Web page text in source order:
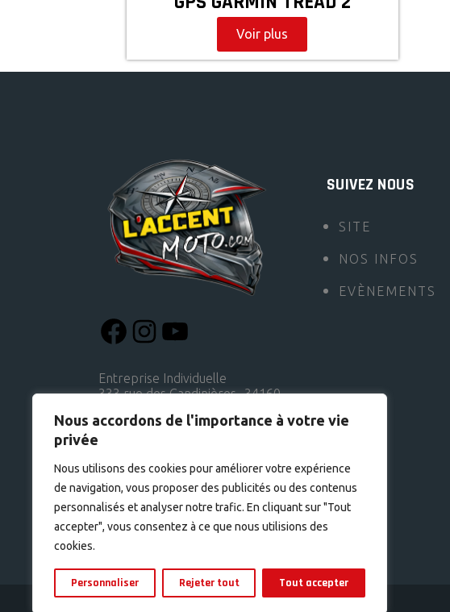
Nous accordons de l'importance à votre vie
privée
Nous utilisons des cookies pour améliorer votre expérience
de navigation, vous proposer des publicités ou des contenus
personnalisés et analyser notre trafic. En cliquant sur "Tout
accepter", vous consentez à ce que nous utilisions des
cookies.
Personnaliser Rejeter tout Tout accepter
Voir plus
Entreprise Individuelle
333 rue des Candinières 34160
+33 7 66 19 22 84
Médiateur : CM2C 01.89.47.00.14
www.cm2c.net
SUIVEZ NOUS
SITE
NOS INFOS
EVÈNEMENTS